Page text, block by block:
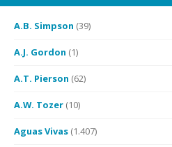
A.B. Simpson (39)
A.J. Gordon (1)
A.T. Pierson (62)
A.W. Tozer (10)
Aguas Vivas (1.407)